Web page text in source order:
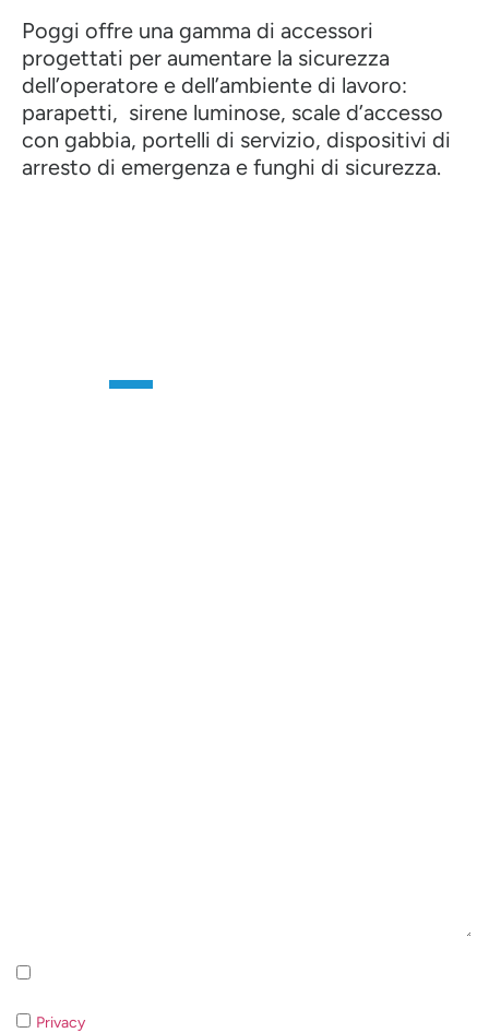
Poggi offre una gamma di accessori
progettati per aumentare la sicurezza
dell’operatore e dell’ambiente di lavoro:
parapetti, sirene luminose, scale d’accesso
con gabbia, portelli di servizio, dispositivi di
arresto di emergenza e funghi di sicurezza.
Privacy